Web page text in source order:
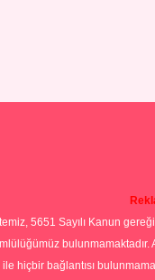
5651 Sayılı Kanun
ile hiçbir bağlantısı